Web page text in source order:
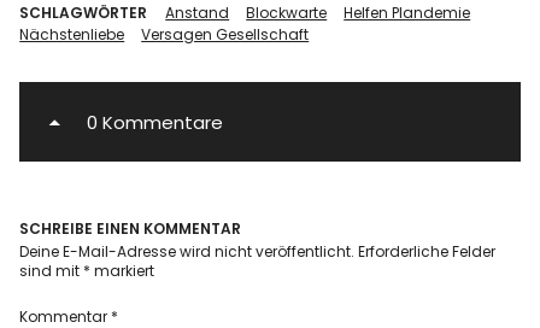
SCHLAGWÖRTER Anstand Blockwarte
Helfen Plandemie
Nächstenliebe
Versagen Gesellschaft
0 Kommentare
SCHREIBE EINEN KOMMENTAR
Deine E-Mail-Adresse wird nicht veröffentlicht. Erforderliche Felder
sind mit * markiert
Kommentar *